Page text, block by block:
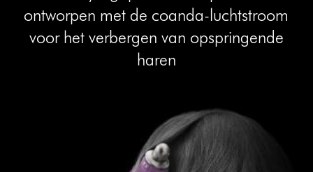
ontworpen met de coanda-luchtstroom
voor het verbergen van opspringende
haren